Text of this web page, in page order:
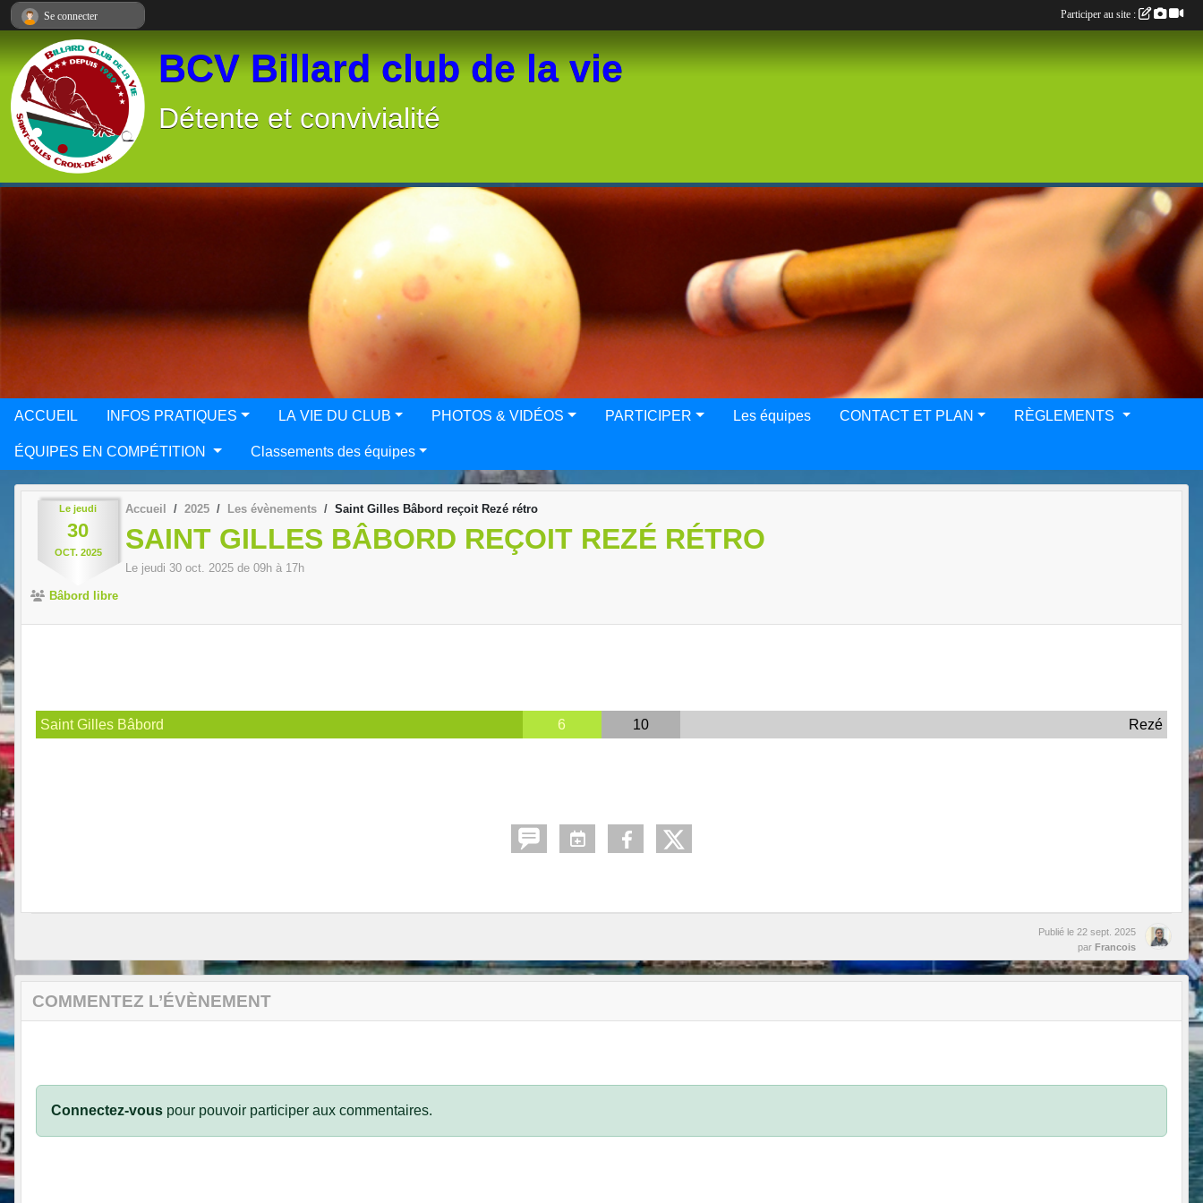
BCV Billard club de la vie
Détente et convivialité
ACCUEIL INFOS PRATIQUES LA VIE DU CLUB PHOTOS & VIDÉOS PARTICIPER Les équipes CONTACT ET PLAN RÈGLEMENTS
ÉQUIPES EN COMPÉTITION Classements des équipes
Le jeudi
30
OCT. 2025
Accueil 2025 Les évènements Saint Gilles Bâbord reçoit Rezé rétro
SAINT GILLES BÂBORD REÇOIT REZÉ RÉTRO
Le jeudi 30 oct. 2025 de 09h à 17h
Bâbord libre
Saint Gilles Bâbord 6 10 Rezé
Publié le 22 sept. 2025
par Francois
COMMENTEZ L’ÉVÈNEMENT
Connectez-vous pour pouvoir participer aux commentaires.
Se connecter Participer au site :
Panneau de gestion des cookies